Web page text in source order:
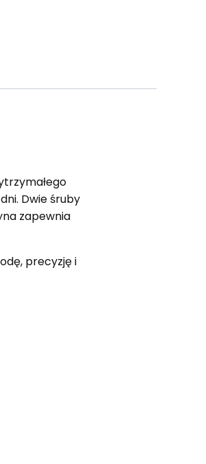
Dwie śruby
zapewnia
precyzję i